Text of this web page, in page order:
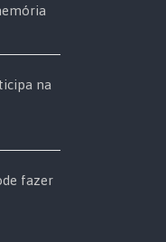
na
fazer